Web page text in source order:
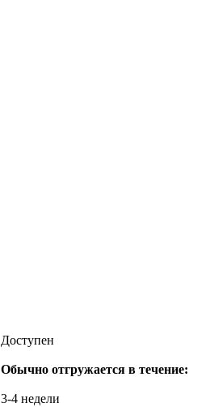
Доступен
Обычно отгружается в течение:
3-4 недели